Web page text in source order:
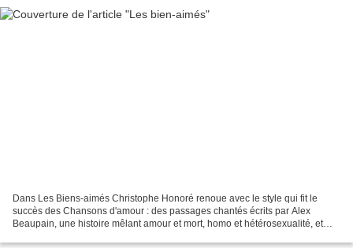
Dans Les Biens-aimés Christophe Honoré renoue avec le style qui fit le
succès des Chansons d'amour : des passages chantés écrits par Alex
Beaupain, une histoire mêlant amour et mort, homo et hétérosexualité, et